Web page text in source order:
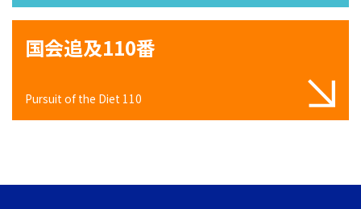
国会追及110番
Pursuit of the Diet 110